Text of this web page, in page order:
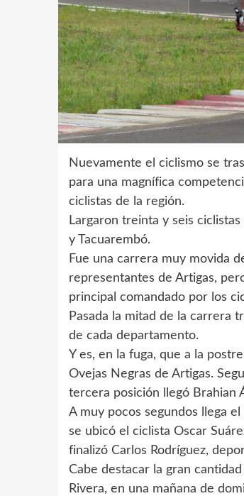
Nuevamente el ciclismo se
para una magnífica
ciclistas de la región.
Largaron treinta y seis
y Tacuarembó.
Fue una carrera muy movida
representantes de Artigas,
principal comandado por los
Pasada la mitad de la carrera
de cada departamento.
Y es, en la fuga, que a la
Ovejas Negras de Artigas.
tercera posición llegó Brahian
A muy pocos segundos llega
se ubicó el ciclista Oscar
finalizó Carlos Rodríguez,
Cabe destacar la gran
Rivera, en una mañana de